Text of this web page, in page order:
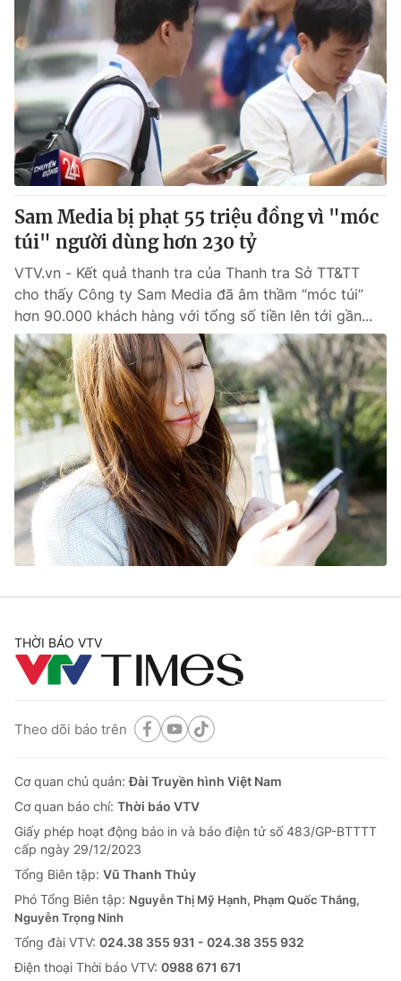
Sam Media bị phạt 55 triệu đồng vì "móc
túi" người dùng hơn 230 tỷ
VTV.vn - Kết quả thanh tra của Thanh tra Sở TT&TT
cho thấy Công ty Sam Media đã âm thầm “móc túi”
hơn 90.000 khách hàng với tổng số tiền lên tới gần...
THỜI BÁO VTV
Theo dõi báo trên
Cơ quan chủ quản:Đài Truyền hình Việt Nam
Cơ quan báo chí: Thời báo VTV
Giấy phép hoạt động báo in và báo điện tử số 483/GP-BTTTT
cấp ngày 29/12/2023
Tổng Biên tập: Vũ Thanh Thủy
Phó Tổng Biên tập: Nguyễn Thị Mỹ Hạnh, Phạm Quốc Thắng,
Nguyễn Trọng Ninh
Tổng đài VTV: 024.38 355 931 - 024.38 355 932
Ðiện thoại Thời báo VTV: 0988 671 671